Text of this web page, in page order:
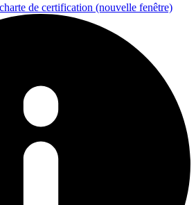
de certification (nouvelle fenêtre)